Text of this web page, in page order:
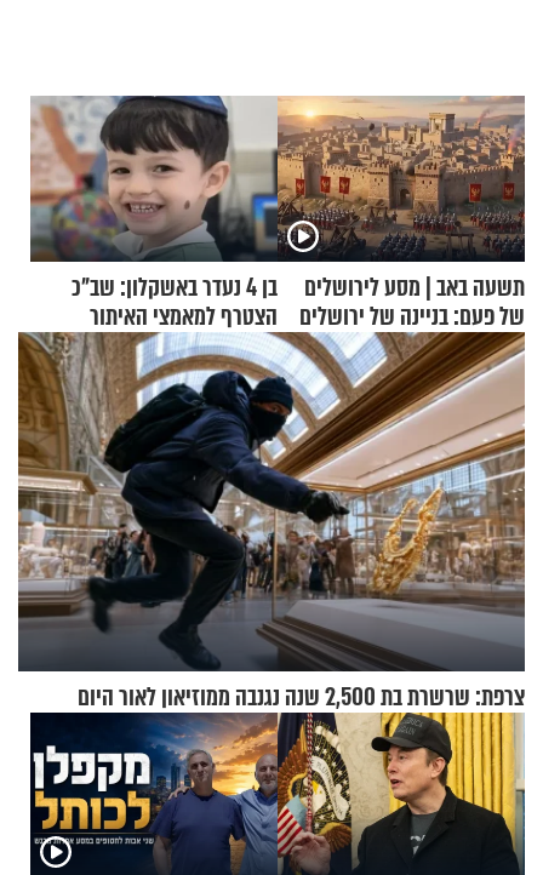
תשעה באב | מסע לירושלים
של פעם: בניינה של ירושלים
בן 4 נעדר באשקלון: שב"כ
הצטרף למאמצי האיתור
צרפת: שרשרת בת 2,500 שנה נגנבה ממוזיאון לאור היום